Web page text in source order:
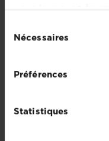
vous leur avez
duNécessaires
Préférences
Statistiques